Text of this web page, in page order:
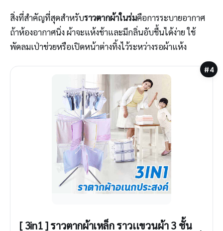
สิ่งที่สำคัญที่สุดสำหรับราวตากผ้าในร่มคือการระบายอากาศ
ถ้าห้องอากาศนิ่ง ผ้าจะแห้งช้าและมีกลิ่นอับชื้นได้ง่าย ใช้
พัดลมเป่าช่วยหรือเปิดหน้าต่างทิ้งไว้ระหว่างรอผ้าแห้ง
#4
[ 3in1 ] ราวตากผ้าเหล็ก ราวเเขวนผ้า 3 ชั้น